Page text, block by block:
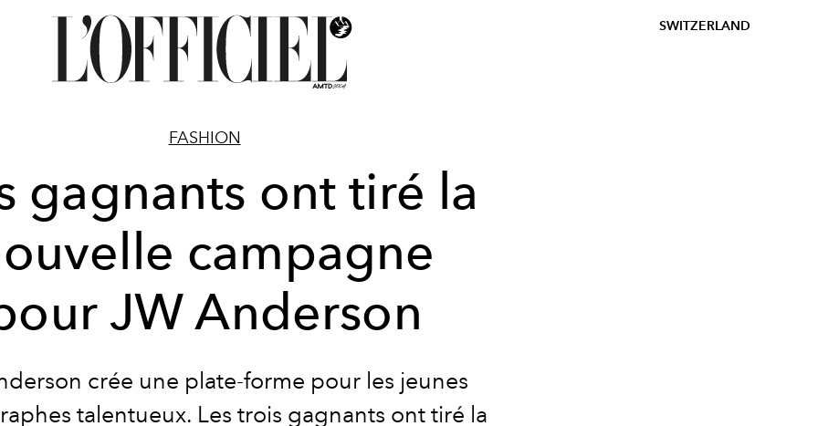
SWITZERLAND
FASHION
gagnants ont tiré la
campagne
JW Anderson
crée une plate-forme pour les jeunes
talentueux. Les trois gagnants ont tiré la